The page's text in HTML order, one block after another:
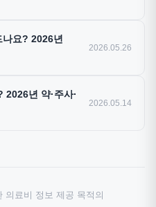
요? 2026년
2026.05.26
년 약·주사·
2026.05.14
의료비 정보 제공 목적의